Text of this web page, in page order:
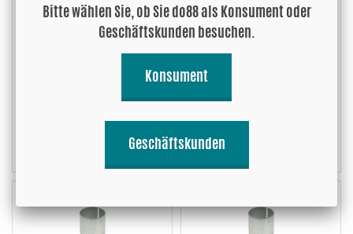
Adapterhülse 57-55 mm Adapterhülse 60-55 mm
Bitte wählen Sie, ob Sie do88 als Konsument oder
Geschäftskunden besuchen.
Konsument
Geschäftskunden